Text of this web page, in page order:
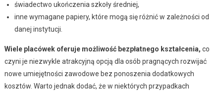
świadectwo ukończenia szkoły średniej,
inne wymagane papiery, które mogą się różnić w zależności od
danej instytucji.
Wiele placówek oferuje możliwość bezpłatnego kształcenia, co
czyni je niezwykle atrakcyjną opcją dla osób pragnących rozwijać
nowe umiejętności zawodowe bez ponoszenia dodatkowych
kosztów. Warto jednak dodać, że w niektórych przypadkach